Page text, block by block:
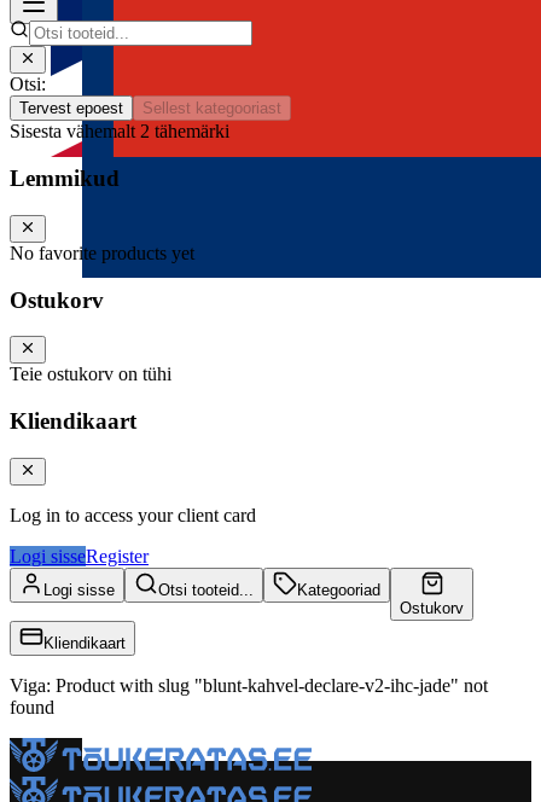
Otsi:
Tervest epoest Sellest kategooriast
Sisesta vähemalt 2 tähemärki
Lemmikud
No favorite products yet
Ostukorv
Teie ostukorv on tühi
Kliendikaart
Log in to access your client card
Logi sisseRegister
Logi sisse Otsi tooteid...
Kategooriad
Ostukorv
Kliendikaart
Viga: Product with slug "blunt-kahvel-declare-v2-ihc-jade" not
found